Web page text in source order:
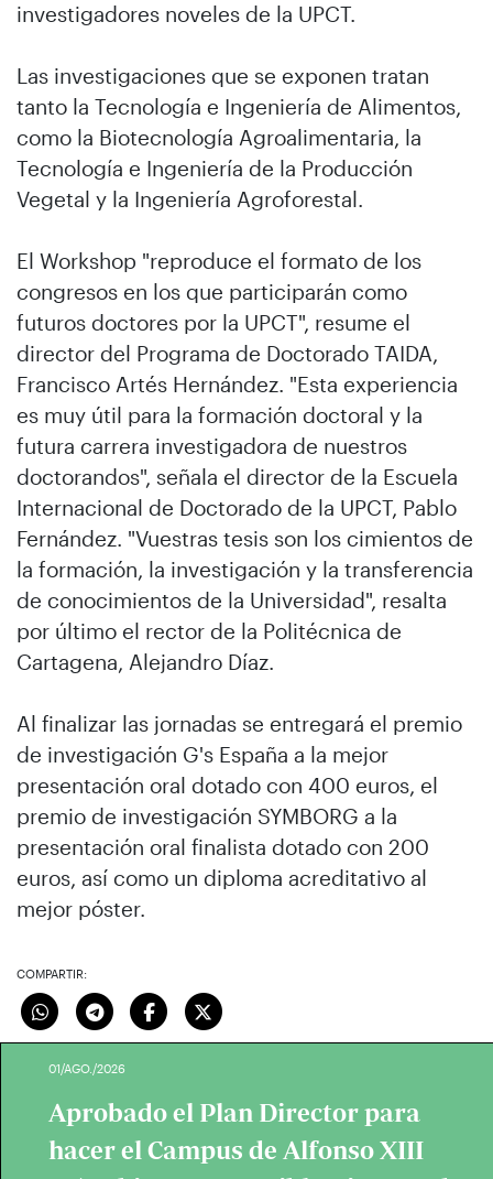
investigadores noveles de la UPCT.
Las investigaciones que se exponen tratan
tanto la Tecnología e Ingeniería de Alimentos,
como la Biotecnología Agroalimentaria, la
Tecnología e Ingeniería de la Producción
Vegetal y la Ingeniería Agroforestal.
El Workshop "reproduce el formato de los
congresos en los que participarán como
futuros doctores por la UPCT", resume el
director del Programa de Doctorado TAIDA,
Francisco Artés Hernández. "Esta experiencia
es muy útil para la formación doctoral y la
futura carrera investigadora de nuestros
doctorandos", señala el director de la Escuela
Internacional de Doctorado de la UPCT, Pablo
Fernández. "Vuestras tesis son los cimientos de
la formación, la investigación y la transferencia
de conocimientos de la Universidad", resalta
por último el rector de la Politécnica de
Cartagena, Alejandro Díaz.
Al finalizar las jornadas se entregará el premio
de investigación G's España a la mejor
presentación oral dotado con 400 euros, el
premio de investigación SYMBORG a la
presentación oral finalista dotado con 200
euros, así como un diploma acreditativo al
mejor póster.
COMPARTIR:
01/AGO./2026
Aprobado el Plan Director para
hacer el Campus de Alfonso XIII